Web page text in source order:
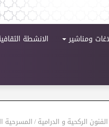
ومناشير الانشطة
الفنون الركحية و الدرامية/المسرحية